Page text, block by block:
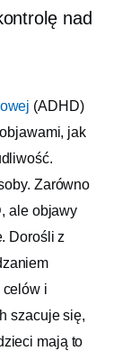
nad
(ADHD)
jak
Zarówno
ale objawy
Dorośli z
celów i
szacuje się,
mają to